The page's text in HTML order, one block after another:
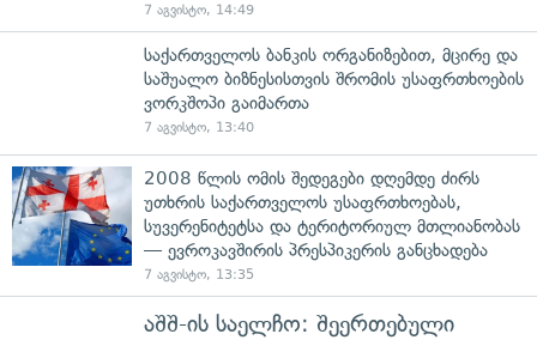
7 აგვისტო, 14:49
საქართველოს ბანკის ორგანიზებით, მცირე და
საშუალო ბიზნესისთვის შრომის უსაფრთხოების
ვორკშოპი გაიმართა
7 აგვისტო, 13:40
2008 წლის ომის შედეგები დღემდე ძირს
უთხრის საქართველოს უსაფრთხოებას,
სუვერენიტეტსა და ტერიტორიულ მთლიანობას
— ევროკავშირის პრესპიკერის განცხადება
7 აგვისტო, 13:35
აშშ-ის საელჩო: შეერთებული